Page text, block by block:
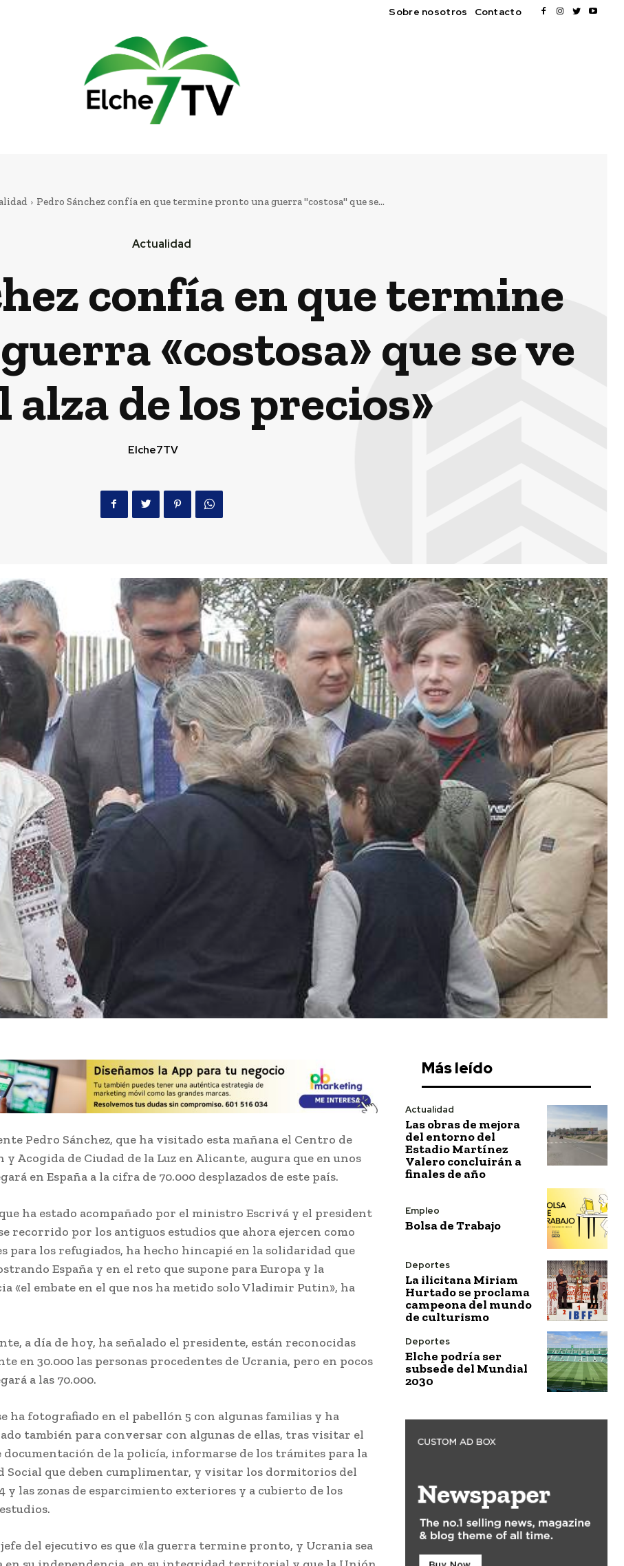
Sobre nosotros Contacto
Pedro Sánchez confía en que termine pronto una guerra "costosa" que se...
Actualidad
confía en que termine
«costosa» que se ve
alza de los precios»
Elche7TV
Pedro Sánchez, que ha visitado esta mañana el Centro de
y Acogida de Ciudad de la Luz en Alicante, augura que en unos
en España a la cifra de 70.000 desplazados de este país.
ha estado acompañado por el ministro Escrivá y el president
recorrido por los antiguos estudios que ahora ejercen como
para los refugiados, ha hecho hincapié en la solidaridad que
España y en el reto que supone para Europa y la
«el embate en el que nos ha metido solo Vladimir Putin», ha
a día de hoy, ha señalado el presidente, están reconocidas
en 30.000 las personas procedentes de Ucrania, pero en pocos
a las 70.000.
ha fotografiado en el pabellón 5 con algunas familias y ha
también para conversar con algunas de ellas, tras visitar el
documentación de la policía, informarse de los trámites para la
Social que deben cumplimentar, y visitar los dormitorios del
y las zonas de esparcimiento exteriores y a cubierto de los
del ejecutivo es que «la guerra termine pronto, y Ucrania sea
Más leído
Actualidad
Las obras de mejora
del entorno del
Estadio Martínez
Valero concluirán a
finales de año
Empleo
Bolsa de Trabajo
Deportes
La ilicitana Miriam
Hurtado se proclama
campeona del mundo
de culturismo
Deportes
Elche podría ser
subsede del Mundial
2030